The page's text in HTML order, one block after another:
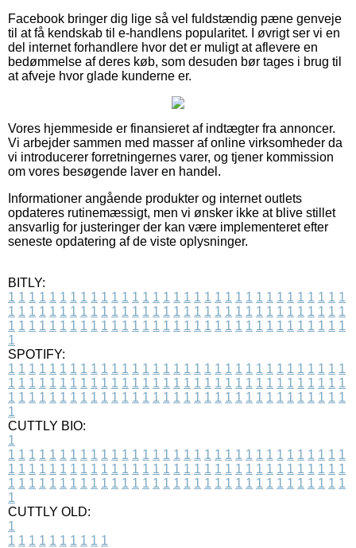
Facebook bringer dig lige så vel fuldstændig pæne genveje
til at få kendskab til e-handlens popularitet. I øvrigt ser vi en
del internet forhandlere hvor det er muligt at aflevere en
bedømmelse af deres køb, som desuden bør tages i brug til
at afveje hvor glade kunderne er.
Vores hjemmeside er finansieret af indtægter fra annoncer.
Vi arbejder sammen med masser af online virksomheder da
vi introducerer forretningernes varer, og tjener kommission
om vores besøgende laver en handel.
Informationer angående produkter og internet outlets
opdateres rutinemæssigt, men vi ønsker ikke at blive stillet
ansvarlig for justeringer der kan være implementeret efter
seneste opdatering af de viste oplysninger.
BITLY:
1 1 1 1 1 1 1 1 1 1 1 1 1 1 1 1 1 1 1 1 1 1 1 1 1 1 1 1 1 1 1 1 1
1 1 1 1 1 1 1 1 1 1 1 1 1 1 1 1 1 1 1 1 1 1 1 1 1 1 1 1 1 1 1 1 1
1 1 1 1 1 1 1 1 1 1 1 1 1 1 1 1 1 1 1 1 1 1 1 1 1 1 1 1 1 1 1 1 1
1
SPOTIFY:
1 1 1 1 1 1 1 1 1 1 1 1 1 1 1 1 1 1 1 1 1 1 1 1 1 1 1 1 1 1 1 1 1
1 1 1 1 1 1 1 1 1 1 1 1 1 1 1 1 1 1 1 1 1 1 1 1 1 1 1 1 1 1 1 1 1
1 1 1 1 1 1 1 1 1 1 1 1 1 1 1 1 1 1 1 1 1 1 1 1 1 1 1 1 1 1 1 1 1
1
CUTTLY BIO:
1
1 1 1 1 1 1 1 1 1 1 1 1 1 1 1 1 1 1 1 1 1 1 1 1 1 1 1 1 1 1 1 1 1
1 1 1 1 1 1 1 1 1 1 1 1 1 1 1 1 1 1 1 1 1 1 1 1 1 1 1 1 1 1 1 1 1
1 1 1 1 1 1 1 1 1 1 1 1 1 1 1 1 1 1 1 1 1 1 1 1 1 1 1 1 1 1 1 1 1
1
CUTTLY OLD:
1
1 1 1 1 1 1 1 1 1 1